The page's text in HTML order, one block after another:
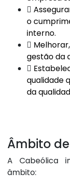
o
interno.
gestão da
qualidade
da
Âmbito
A Cabeólica
âmbito: